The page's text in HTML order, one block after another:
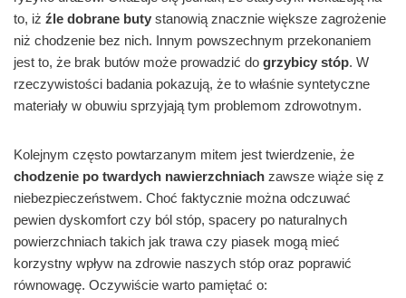
to, iż źle dobrane buty stanowią znacznie większe zagrożenie
niż chodzenie bez nich. Innym powszechnym przekonaniem
jest to, że brak butów może prowadzić do grzybicy stóp. W
rzeczywistości badania pokazują, że to właśnie syntetyczne
materiały w obuwiu sprzyjają tym problemom zdrowotnym.
Kolejnym często powtarzanym mitem jest twierdzenie, że
chodzenie po twardych nawierzchniach zawsze wiąże się z
niebezpieczeństwem. Choć faktycznie można odczuwać
pewien dyskomfort czy ból stóp, spacery po naturalnych
powierzchniach takich jak trawa czy piasek mogą mieć
korzystny wpływ na zdrowie naszych stóp oraz poprawić
równowagę. Oczywiście warto pamiętać o: